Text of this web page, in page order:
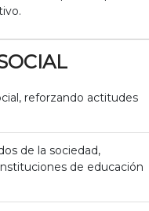
reforzando actitudes
de la sociedad,
de educación